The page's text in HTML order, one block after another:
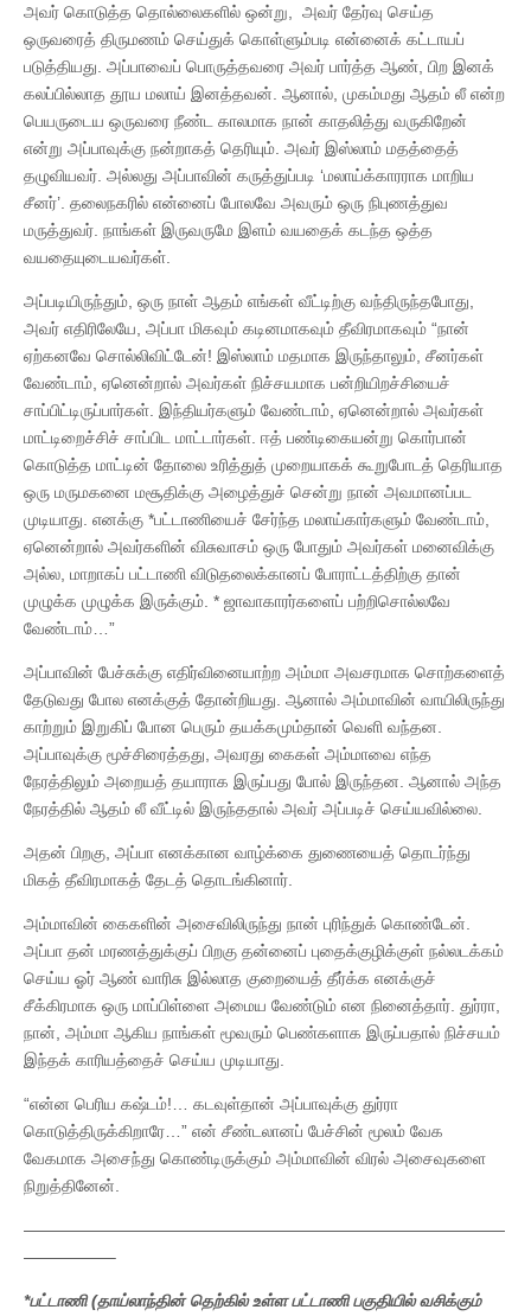
அவர் கொடுத்த தொல்லைகளில் ஒன்று, அவர் தேர்வு செய்த
ஒருவரைத் திருமணம் செய்துக் கொள்ளும்படி என்னைக் கட்டாயப்
படுத்தியது. அப்பாவைப் பொருத்தவரை அவர் பார்த்த ஆண், பிற இனக்
கலப்பில்லாத தூய மலாய் இனத்தவன். ஆனால், முகம்மது ஆதம் லீ என்ற
பெயருடைய ஒருவரை நீண்ட காலமாக நான் காதலித்து வருகிறேன்
என்று அப்பாவுக்கு நன்றாகத் தெரியும். அவர் இஸ்லாம் மதத்தைத்
தழுவியவர். அல்லது அப்பாவின் கருத்துப்படி ‘மலாய்க்காரராக மாறிய
சீனர்’. தலைநகரில் என்னைப் போலவே அவரும் ஒரு நிபுணத்துவ
மருத்துவர். நாங்கள் இருவருமே இளம் வயதைக் கடந்த ஒத்த
வயதையுடையவர்கள்.
அப்படியிருந்தும், ஒரு நாள் ஆதம் எங்கள் வீட்டிற்கு வந்திருந்தபோது,
அவர் எதிரிலேயே, அப்பா மிகவும் கடினமாகவும் தீவிரமாகவும் “நான்
ஏற்கனவே சொல்லிவிட்டேன்! இஸ்லாம் மதமாக இருந்தாலும், சீனர்கள்
வேண்டாம், ஏனென்றால் அவர்கள் நிச்சயமாக பன்றியிறச்சியைச்
சாப்பிட்டிருப்பார்கள். இந்தியர்களும் வேண்டாம், ஏனென்றால் அவர்கள்
மாட்டிறைச்சிச் சாப்பிட மாட்டார்கள். ஈத் பண்டிகையன்று கொர்பான்
கொடுத்த மாட்டின் தோலை உரித்துத் முறையாகக் கூறுபோடத் தெரியாத
ஒரு மருமகனை மசூதிக்கு அழைத்துச் சென்று நான் அவமானப்பட
முடியாது. எனக்கு *பட்டாணியைச் சேர்ந்த மலாய்கார்களும் வேண்டாம்,
ஏனென்றால் அவர்களின் விசுவாசம் ஒரு போதும் அவர்கள் மனைவிக்கு
அல்ல, மாறாகப் பட்டாணி விடுதலைக்கானப் போராட்டத்திற்கு தான்
முழுக்க முழுக்க இருக்கும். * ஜாவாகாரர்களைப் பற்றிசொல்லவே
வேண்டாம்…”
அப்பாவின் பேச்சுக்கு எதிர்வினையாற்ற அம்மா அவசரமாக சொற்களைத்
தேடுவது போல எனக்குத் தோன்றியது. ஆனால் அம்மாவின் வாயிலிருந்து
காற்றும் இறுகிப் போன பெரும் தயக்கமும்தான் வெளி வந்தன.
அப்பாவுக்கு மூச்சிரைத்தது, அவரது கைகள் அம்மாவை எந்த
நேரத்திலும் அறையத் தயாராக இருப்பது போல் இருந்தன. ஆனால் அந்த
நேரத்தில் ஆதம் லீ வீட்டில் இருந்ததால் அவர் அப்படிச் செய்யவில்லை.
அதன் பிறகு, அப்பா எனக்கான வாழ்க்கை துணையைத் தொடர்ந்து
மிகத் தீவிரமாகத் தேடத் தொடங்கினார்.
அம்மாவின் கைகளின் அசைவிலிருந்து நான் புரிந்துக் கொண்டேன்.
அப்பா தன் மரணத்துக்குப் பிறகு தன்னைப் புதைக்குழிக்குள் நல்லடக்கம்
செய்ய ஓர் ஆண் வாரிசு இல்லாத குறையைத் தீர்க்க எனக்குச்
சீக்கிரமாக ஒரு மாப்பிள்ளை அமைய வேண்டும் என நினைத்தார். துர்ரா,
நான், அம்மா ஆகிய நாங்கள் மூவரும் பெண்களாக இருப்பதால் நிச்சயம்
இந்தக் காரியத்தைச் செய்ய முடியாது.
“என்ன பெரிய கஷ்டம்!… கடவுள்தான் அப்பாவுக்கு துர்ரா
கொடுத்திருக்கிறாரே…” என் சீண்டலானப் பேச்சின் மூலம் வேக
வேகமாக அசைந்து கொண்டிருக்கும் அம்மாவின் விரல் அசைவுகளை
நிறுத்தினேன்.
—————————————————————————————
—————–
*பட்டாணி (தாய்லாந்தின் தெற்கில் உள்ள பட்டாணி பகுதியில் வசிக்கும்